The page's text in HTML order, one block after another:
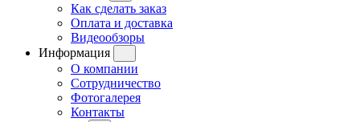
Как сделать заказ
Оплата и доставка
Видеообзоры
Информация
О компании
Сотрудничество
Фотогалерея
Контакты